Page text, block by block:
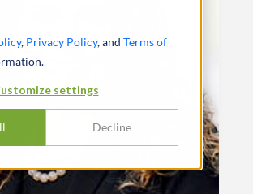
, Privacy Policy, and Terms of
settings
Decline